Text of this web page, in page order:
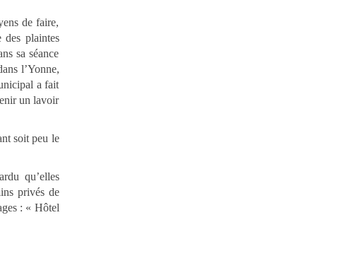
de faire,
des plaintes
sa séance
l’Yonne,
a fait
un lavoir
soit peu le
qu’elles
privés de
: « Hôtel